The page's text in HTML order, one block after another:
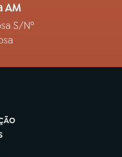
AM
S/Nº